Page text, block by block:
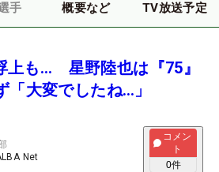
手 概要など TV放送予定
上も… 星野陸也は『75』
「大変でしたね…」
Net
コメン
ト
0件